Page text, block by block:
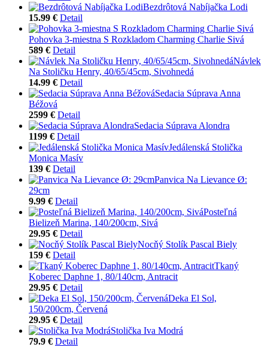
Bezdrôtová Nabíjačka Lodi
15.99 € Detail
Pohovka 3-miestna S Rozkladom Charming Charlie Sivá
589 € Detail
Návlek
Na Stoličku Henry, 40/65/45cm, Sivohnedá
14.99 € Detail
Sedacia Súprava Anna
Béžová
2599 € Detail
Sedacia Súprava Alondra
1199 € Detail
Jedálenská Stolička
Monica Masív
139 € Detail
Panvica Na Lievance Ø:
29cm
9.99 € Detail
Posteľná
Bielizeň Marina, 140/200cm, Sivá
29.95 € Detail
Nocňý Stolík Pascal Biely
159 € Detail
Tkaný
Koberec Daphne 1, 80/140cm, Antracit
29.95 € Detail
Deka El Sol,
150/200cm, Červená
29.95 € Detail
Stolička Iva Modrá
79.9 € Detail